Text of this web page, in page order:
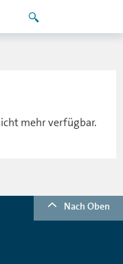
mehr verfügbar.
Nach Oben